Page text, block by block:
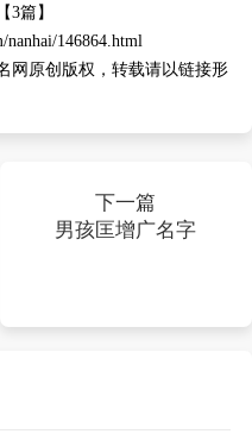
3篇】
nanhai/146864.html
网原创版权，转载请以链接形
下一篇
男孩匡增广名字